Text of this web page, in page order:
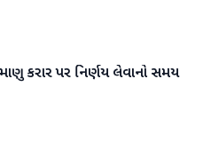
કરાર પર નિર્ણય લેવાનો સમય